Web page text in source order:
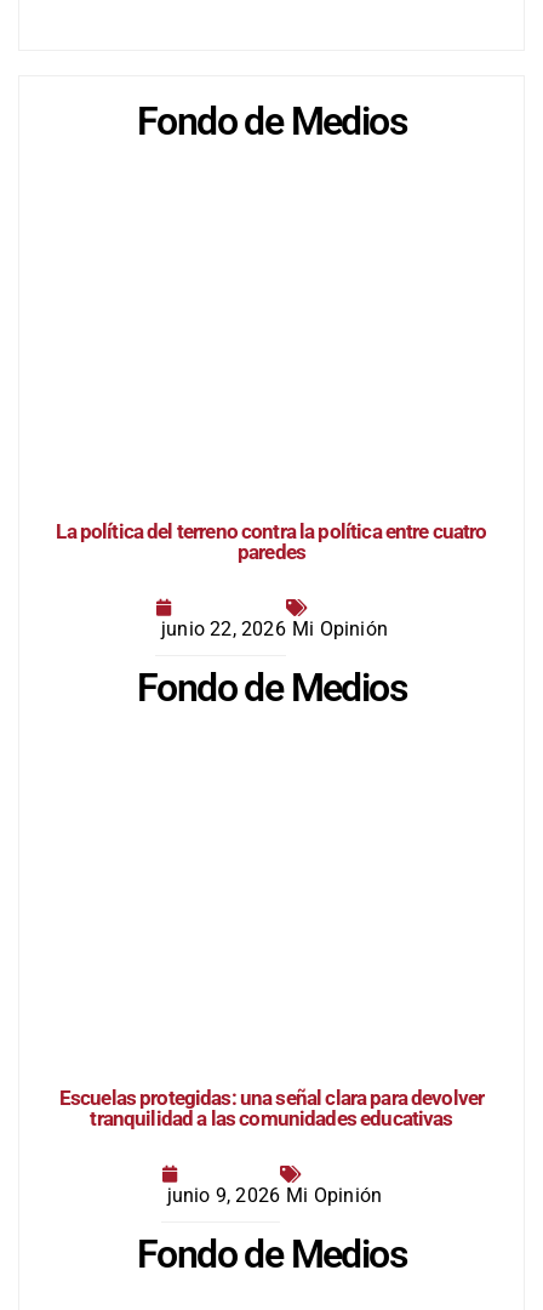
Fondo de Medios
La política del terreno contra la política entre cuatro
paredes
junio 22, 2026 Mi Opinión
Fondo de Medios
Escuelas protegidas: una señal clara para devolver
tranquilidad a las comunidades educativas
junio 9, 2026 Mi Opinión
Fondo de Medios